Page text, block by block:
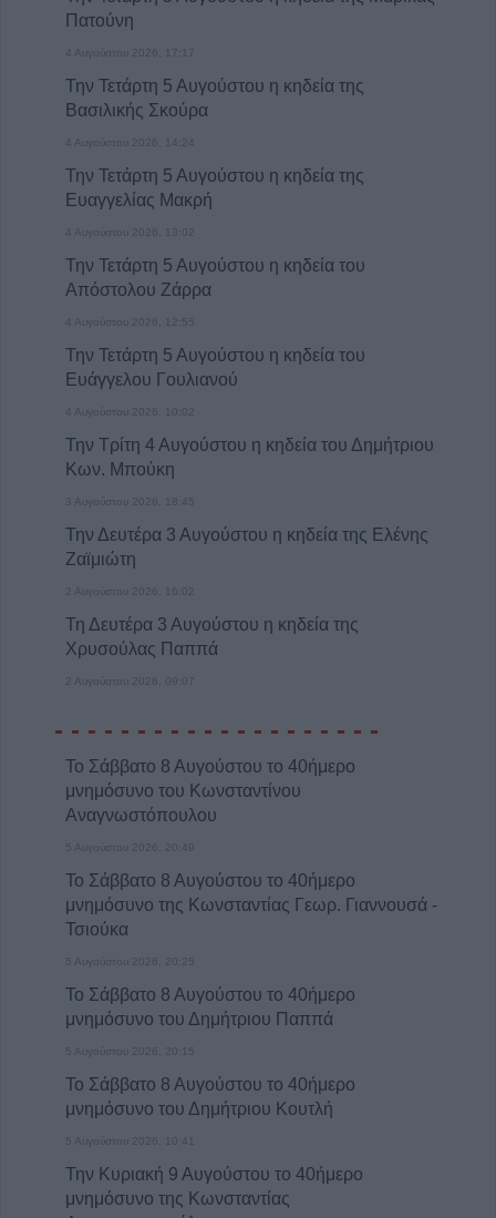
Αναγνωστόπουλου
Εκδήλωση μνήμης για Χιροσίμα -
Ναγκασάκι και αντιιμπεριαλιστική
παρέμβαση από την Επιτροπή Ειρήνης
Καρδίτσας (+Φωτο +Βίντεο)
5 Αυγούστου 2026, 20:42
Ο Φονσέκα απέκλεισε τον Τσιτσιπά από το
Masters του Μόντρεαλ
5 Αυγούστου 2026, 20:30
Το Σάββατο 8 Αυγούστου το 40ήμερο
μνημόσυνο της Κωνσταντίας Γεωρ.
Γιαννουσά - Τσιούκα
5 Αυγούστου 2026, 20:25
Το Σάββατο 8 Αυγούστου το 40ήμερο
μνημόσυνο του Δημήτριου Παππά
5 Αυγούστου 2026, 20:15
Η Ε.Ο.Α.Σ.Κ. καταδικάζει τη σύλληψη του
προέδρου του Εργατικού Κέντρου Λάρισας
5 Αυγούστου 2026, 19:42
Σπουδαία μεταγραφική κίνηση για την Α.Ε.
Μουζακίου με την απόκτηση του Γιάννη
Σκόνδρα
5 Αυγούστου 2026, 19:38
αμέλεια σε Τρίκαλα, Αττική και Πρέβεζα
5 Αυγούστου 2026, 19:24
Άμεση κρατική αρωγή και στήριξη των
πληγέντων - Το σχέδιο αποκατάστασης των
περιοχών που επλήγησαν από τις
πυρκαγιές
5 Αυγούστου 2026, 18:23
Μικροσκοπικές δίνες ανακαλύφθηκαν για
πρώτη φορά στην επιφάνεια του Ήλιου
5 Αυγούστου 2026, 18:15
Επίσκεψη του Υπουργού Υγείας Άδωνι
Γεωργιάδη στο ανακαινισμένο Κ.Y.
Σοφάδων(+Φωτο +Βίντεο)
5 Αυγούστου 2026, 16:58
Επιτροπή Ανταγωνισμού: Αναρτήθηκαν τα
οριστικά αποτελέσματα της προκήρυξης για
51 θέσεις ειδικού επιστημονικού
Πατούνη
4 Αυγούστου 2026, 17:17
Την Τετάρτη 5 Αυγούστου η κηδεία της
Βασιλικής Σκούρα
4 Αυγούστου 2026, 14:24
Την Τετάρτη 5 Αυγούστου η κηδεία της
Ευαγγελίας Μακρή
4 Αυγούστου 2026, 13:02
Την Τετάρτη 5 Αυγούστου η κηδεία του
Απόστολου Ζάρρα
4 Αυγούστου 2026, 12:55
Την Τετάρτη 5 Αυγούστου η κηδεία του
Ευάγγελου Γουλιανού
4 Αυγούστου 2026, 10:02
Την Τρίτη 4 Αυγούστου η κηδεία του Δημήτριου
Κων. Μπούκη
3 Αυγούστου 2026, 18:45
Την Δευτέρα 3 Αυγούστου η κηδεία της Ελένης
Ζαϊμιώτη
2 Αυγούστου 2026, 16:02
Τη Δευτέρα 3 Αυγούστου η κηδεία της
Χρυσούλας Παππά
2 Αυγούστου 2026, 09:07
- - - - - - - - - - - - - - - - - - - -
Το Σάββατο 8 Αυγούστου το 40ήμερο
μνημόσυνο του Κωνσταντίνου
Αναγνωστόπουλου
5 Αυγούστου 2026, 20:49
Το Σάββατο 8 Αυγούστου το 40ήμερο
μνημόσυνο της Κωνσταντίας Γεωρ. Γιαννουσά -
Τσιούκα
5 Αυγούστου 2026, 20:25
Το Σάββατο 8 Αυγούστου το 40ήμερο
μνημόσυνο του Δημήτριου Παππά
5 Αυγούστου 2026, 20:15
Το Σάββατο 8 Αυγούστου το 40ήμερο
μνημόσυνο του Δημήτριου Κουτλή
5 Αυγούστου 2026, 10:41
Την Κυριακή 9 Αυγούστου το 40ήμερο
μνημόσυνο της Κωνσταντίας